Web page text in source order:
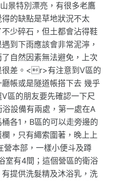
景特別漂亮，有很多老鷹
的缺點是草地狀況不太
少碎石，但土都會沾得鞋
到下雨應該會非常泥濘，
自然因素無法避免，上次
很差。<r>有注意到V區的
帳或是隧道帳搭下去 幾乎
區的朋友要先確認一下尺
設備有兩處，第一處在A
各1，B區的可以走旁邊的
，只有繩索圍著，晚上上
營本部，一樣小便斗及蹲
室有4間；這個營區的衛浴
提供洗髮精及沐浴乳，洗